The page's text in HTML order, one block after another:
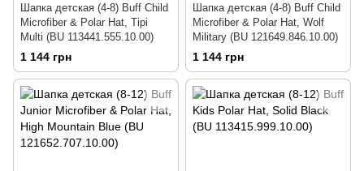
Шапка детская (4-8) Buff Child
Microfiber & Polar Hat, Tipi
Multi (BU 113441.555.10.00)
1 144 грн
Шапка детская (4-8) Buff Child
Microfiber & Polar Hat, Wolf
Military (BU 121649.846.10.00)
1 144 грн